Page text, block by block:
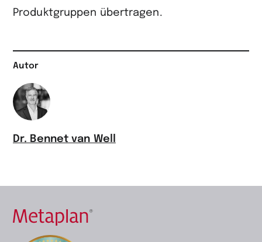
Produktgruppen übertragen.
Autor
Dr. Bennet van Well